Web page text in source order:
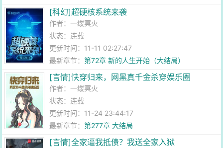
[科幻]超硬核系统来袭
作者：一缕冥火
状态：连载
更新时间：11-11 02:27:47
最新章节：第72章 新的人生开始（大结局）
[言情]快穿归来，网黑真千金杀穿娱乐圈
作者：一缕冥火
状态：连载
更新时间：11-24 23:44:17
最新章节：第277章 大结局
[言情]全家逼我抵债？我送全家入狱